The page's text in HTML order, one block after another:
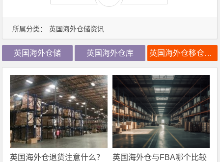
所属分类： 英国海外仓储资讯
英国海外仓储 英国海外仓库 英国海外仓移仓换标
英国海外仓退货注意什么？
英国海外仓与FBA哪个比较